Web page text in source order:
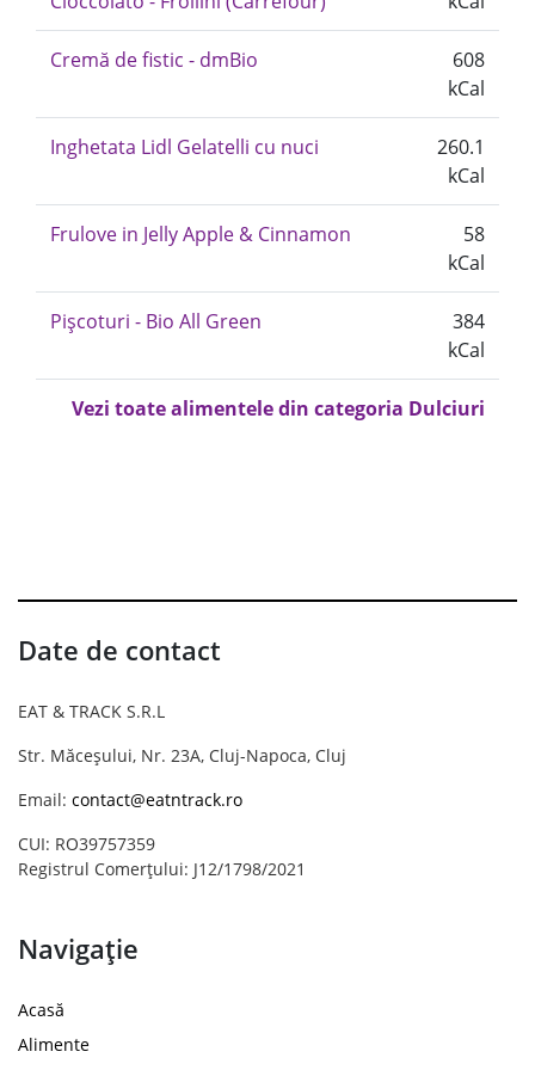
Cremă de fistic - dmBio
608
kCal
Inghetata Lidl Gelatelli cu nuci
260.1
kCal
Frulove in Jelly Apple & Cinnamon
58
kCal
Pișcoturi - Bio All Green
384
kCal
Vezi toate alimentele din categoria Dulciuri
Date de contact
EAT & TRACK S.R.L
Str. Măceșului, Nr. 23A, Cluj-Napoca, Cluj
Email: contact@eatntrack.ro
CUI: RO39757359
Registrul Comerțului: J12/1798/2021
Navigație
Acasă
Alimente